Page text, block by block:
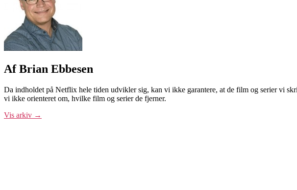
Af Brian Ebbesen
Da indholdet på Netflix hele tiden udvikler sig, kan vi ikke garantere, at de film og serier vi
vi ikke orienteret om, hvilke film og serier de fjerner.
Vis arkiv →